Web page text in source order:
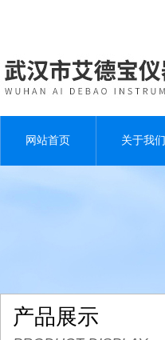
网站首页 关于我们
产品展示